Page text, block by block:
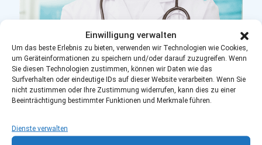
Einwilligung verwalten
Um das beste Erlebnis zu bieten, verwenden wir Technologien wie Cookies,
um Geräteinformationen zu speichern und/oder darauf zuzugreifen. Wenn
Sie diesen Technologien zustimmen, können wir Daten wie das
Surfverhalten oder eindeutige IDs auf dieser Website verarbeiten. Wenn Sie
nicht zustimmen oder Ihre Zustimmung widerrufen, kann dies zu einer
Beeinträchtigung bestimmter Funktionen und Merkmale führen.
Dienste verwalten